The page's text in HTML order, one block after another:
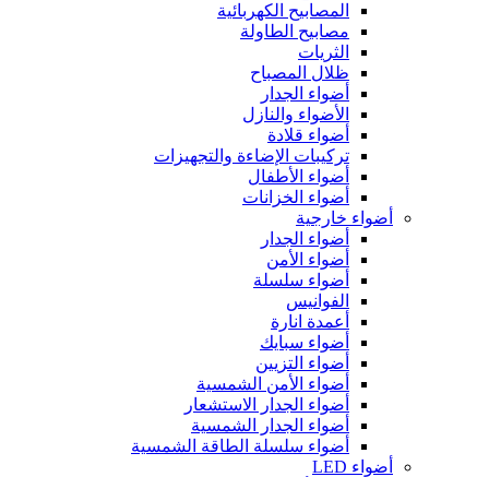
المصابيح الكهربائية
مصابيح الطاولة
الثريات
ظلال المصباح
أضواء الجدار
الأضواء والنازل
أضواء قلادة
تركيبات الإضاءة والتجهيزات
أضواء الأطفال
أضواء الخزانات
أضواء خارجية
أضواء الجدار
أضواء الأمن
أضواء سلسلة
الفوانيس
أعمدة انارة
أضواء سبايك
أضواء التزيين
أضواء الأمن الشمسية
أضواء الجدار الاستشعار
أضواء الجدار الشمسية
أضواء سلسلة الطاقة الشمسية
أضواء LED